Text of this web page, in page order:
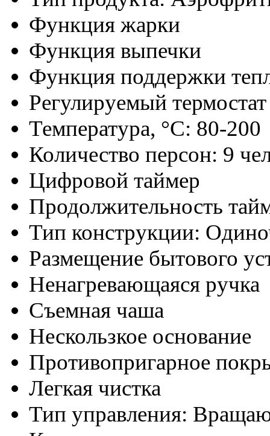
Функция жарки
Функция выпечки
Функция поддержки
Регулируемый термостат
Температура, °C: 80-200
Количество персон: 9
Цифровой таймер
Продолжительность
Тип конструкции:
Размещение бытового
Ненагревающаяся ручка
Съемная чаша
Нескользкое основание
Противопригарное
Легкая чистка
Тип управления: